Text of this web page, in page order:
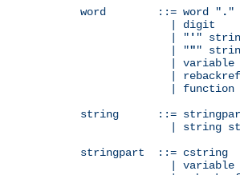
word        ::= word " . "
              | digit
              | "
' "
              | "
""
              | variable
              | function
string      ::=
| string
stringpart  ::= cstring
              | variable